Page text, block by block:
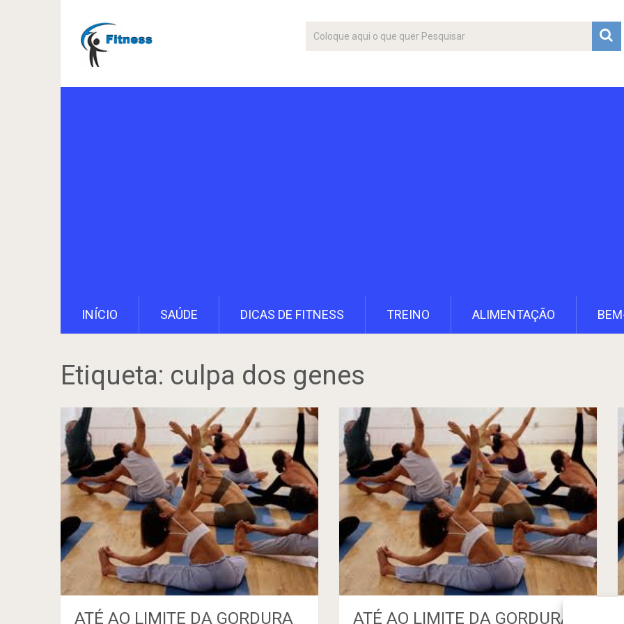
INÍCIO SAÚDE DICAS DE FITNESS TREINO ALIMENTAÇÃO
Etiqueta: culpa dos genes
ATÉ AO LIMITE DA GORDURA ATÉ AO LIMITE DA GORDURA